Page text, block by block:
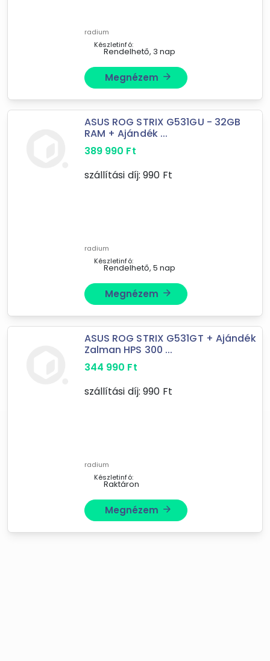
digitalizáló tábla, rajztábla, digitális toll
videókamera kiegészítő
egyéb hálózati kiegészítő
Mást is keresel? Válogass a Depo teljes
kínálatából!
tovább válogatok »
radium
Készletinfó:
Rendelhető, 3 nap
Megnézem arrow_forward
ASUS ROG STRIX G531GU - 32GB
RAM + Ajándék ...
389 990 Ft
szállítási díj: 990 Ft
radium
Készletinfó:
Rendelhető, 5 nap
Megnézem arrow_forward
ASUS ROG STRIX G531GT + Ajándék
Zalman HPS 300 ...
344 990 Ft
szállítási díj: 990 Ft
radium
Készletinfó:
Raktáron
Megnézem arrow_forward